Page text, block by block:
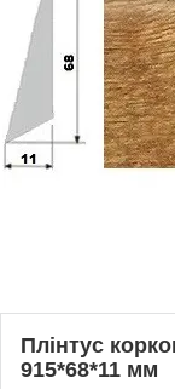
Плінтус
915*68*11 мм